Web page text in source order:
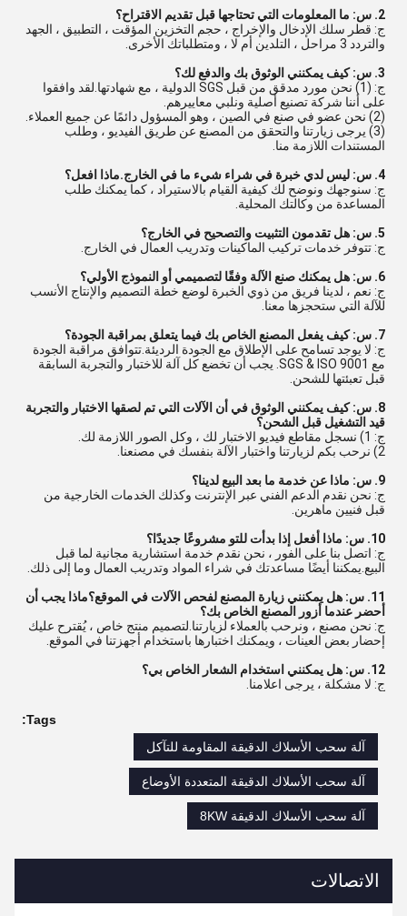
2. س: ما المعلومات التي تحتاجها قبل تقديم الاقتراح؟
ج: قطر سلك الإدخال والإخراج ، حجم التخزين المؤقت ، التطبيق ، الجهد
والتردد 3 مراحل ، التلدين أم لا ، ومتطلباتك الأخرى.
3. س: كيف يمكنني الوثوق بك والدفع لك؟
ج: (1) نحن مورد مدقق من قبل SGS الدولية ، مع شهادتها.لقد وافقوا
على أننا شركة تصنيع أصلية ونلبي معاييرهم.
(2) نحن عضو في صنع في الصين ، وهو المسؤول دائمًا عن جميع العملاء.
(3) يرجى زيارتنا والتحقق من المصنع عن طريق الفيديو ، وطلب
المستندات اللازمة منا.
4. س: ليس لدي خبرة في شراء شيء ما في الخارج.ماذا افعل؟
ج: سنوجهك ونوضح لك كيفية القيام بالاستيراد ، كما يمكنك طلب
المساعدة من وكالتك المحلية.
5. س: هل تقدمون التثبيت والتصحيح في الخارج؟
ج: تتوفر خدمات تركيب الماكينات وتدريب العمال في الخارج.
6. س: هل يمكنك صنع الآلة وفقًا لتصميمي أو النموذج الأولي؟
ج: نعم ، لدينا فريق من ذوي الخبرة لوضع خطة التصميم والإنتاج الأنسب
للآلة التي ستحجزها معنا.
7. س: كيف يفعل المصنع الخاص بك فيما يتعلق بمراقبة الجودة؟
ج: لا يوجد تسامح على الإطلاق مع الجودة الرديئة.تتوافق مراقبة الجودة
مع SGS & ISO 9001. يجب أن تخضع كل آلة للاختبار والتجربة السابقة
قبل تعبئتها للشحن.
8. س: كيف يمكنني الوثوق في أن الآلات التي تم لصقها الاختبار والتجربة
قيد التشغيل قبل الشحن؟
ج: 1) نسجل مقاطع فيديو الاختبار لك ، وكل الصور اللازمة لك.
2) نرحب بكم لزيارتنا واختبار الآلة بنفسك في مصنعنا.
9. س: ماذا عن خدمة ما بعد البيع لدينا؟
ج: نحن نقدم الدعم الفني عبر الإنترنت وكذلك الخدمات الخارجية من
قبل فنيين ماهرين.
10. س: ماذا أفعل إذا بدأت للتو مشروعًا جديدًا؟
ج: اتصل بنا على الفور ، نحن نقدم خدمة استشارية مجانية لما قبل
البيع.يمكننا أيضًا مساعدتك في شراء المواد وتدريب العمال وما إلى ذلك.
11. س: هل يمكنني زيارة المصنع لفحص الآلات في الموقع؟ماذا يجب أن
أحضر عندما أزور المصنع الخاص بك؟
ج: نحن مصنع ، ونرحب بالعملاء لزيارتنا.لتصميم منتج خاص ، يُقترح عليك
إحضار بعض العينات ، ويمكنك اختبارها باستخدام أجهزتنا في الموقع.
12. س: هل يمكنني استخدام الشعار الخاص بي؟
ج: لا مشكلة ، يرجى اعلامنا.
Tags:
آلة سحب الأسلاك الدقيقة المقاومة للتآكل
آلة سحب الأسلاك الدقيقة المتعددة الأوضاع
آلة سحب الأسلاك الدقيقة 8KW
الاتصالات